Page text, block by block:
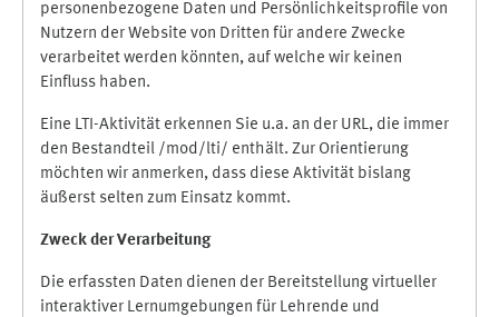
personenbezogene Daten und Persönlichkeitsprofile von
Nutzern der Website von Dritten für andere Zwecke
verarbeitet werden könnten, auf welche wir keinen
Einfluss haben.
Eine LTI-Aktivität erkennen Sie u.a. an der URL, die immer
den Bestandteil /mod/lti/ enthält. Zur Orientierung
möchten wir anmerken, dass diese Aktivität bislang
äußerst selten zum Einsatz kommt.
Zweck der Verarbeitung
Die erfassten Daten dienen der Bereitstellung virtueller
interaktiver Lernumgebungen für Lehrende und